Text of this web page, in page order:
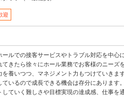
迎
ールでの接客サービスやトラブル対応を中心
てきたら徐々にホール業務でお客様のニーズ
を養いつつ、マネジメント力もつけていきま
ているので成長できる機会は存分にあります
していく難しさや目標実現の達成感、仕事を